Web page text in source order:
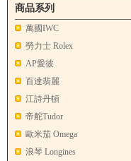
商品系列
萬國IWC
勞力士 Rolex
AP愛彼
百達翡麗
江詩丹頓
帝舵Tudor
歐米茄 Omega
浪琴 Longines